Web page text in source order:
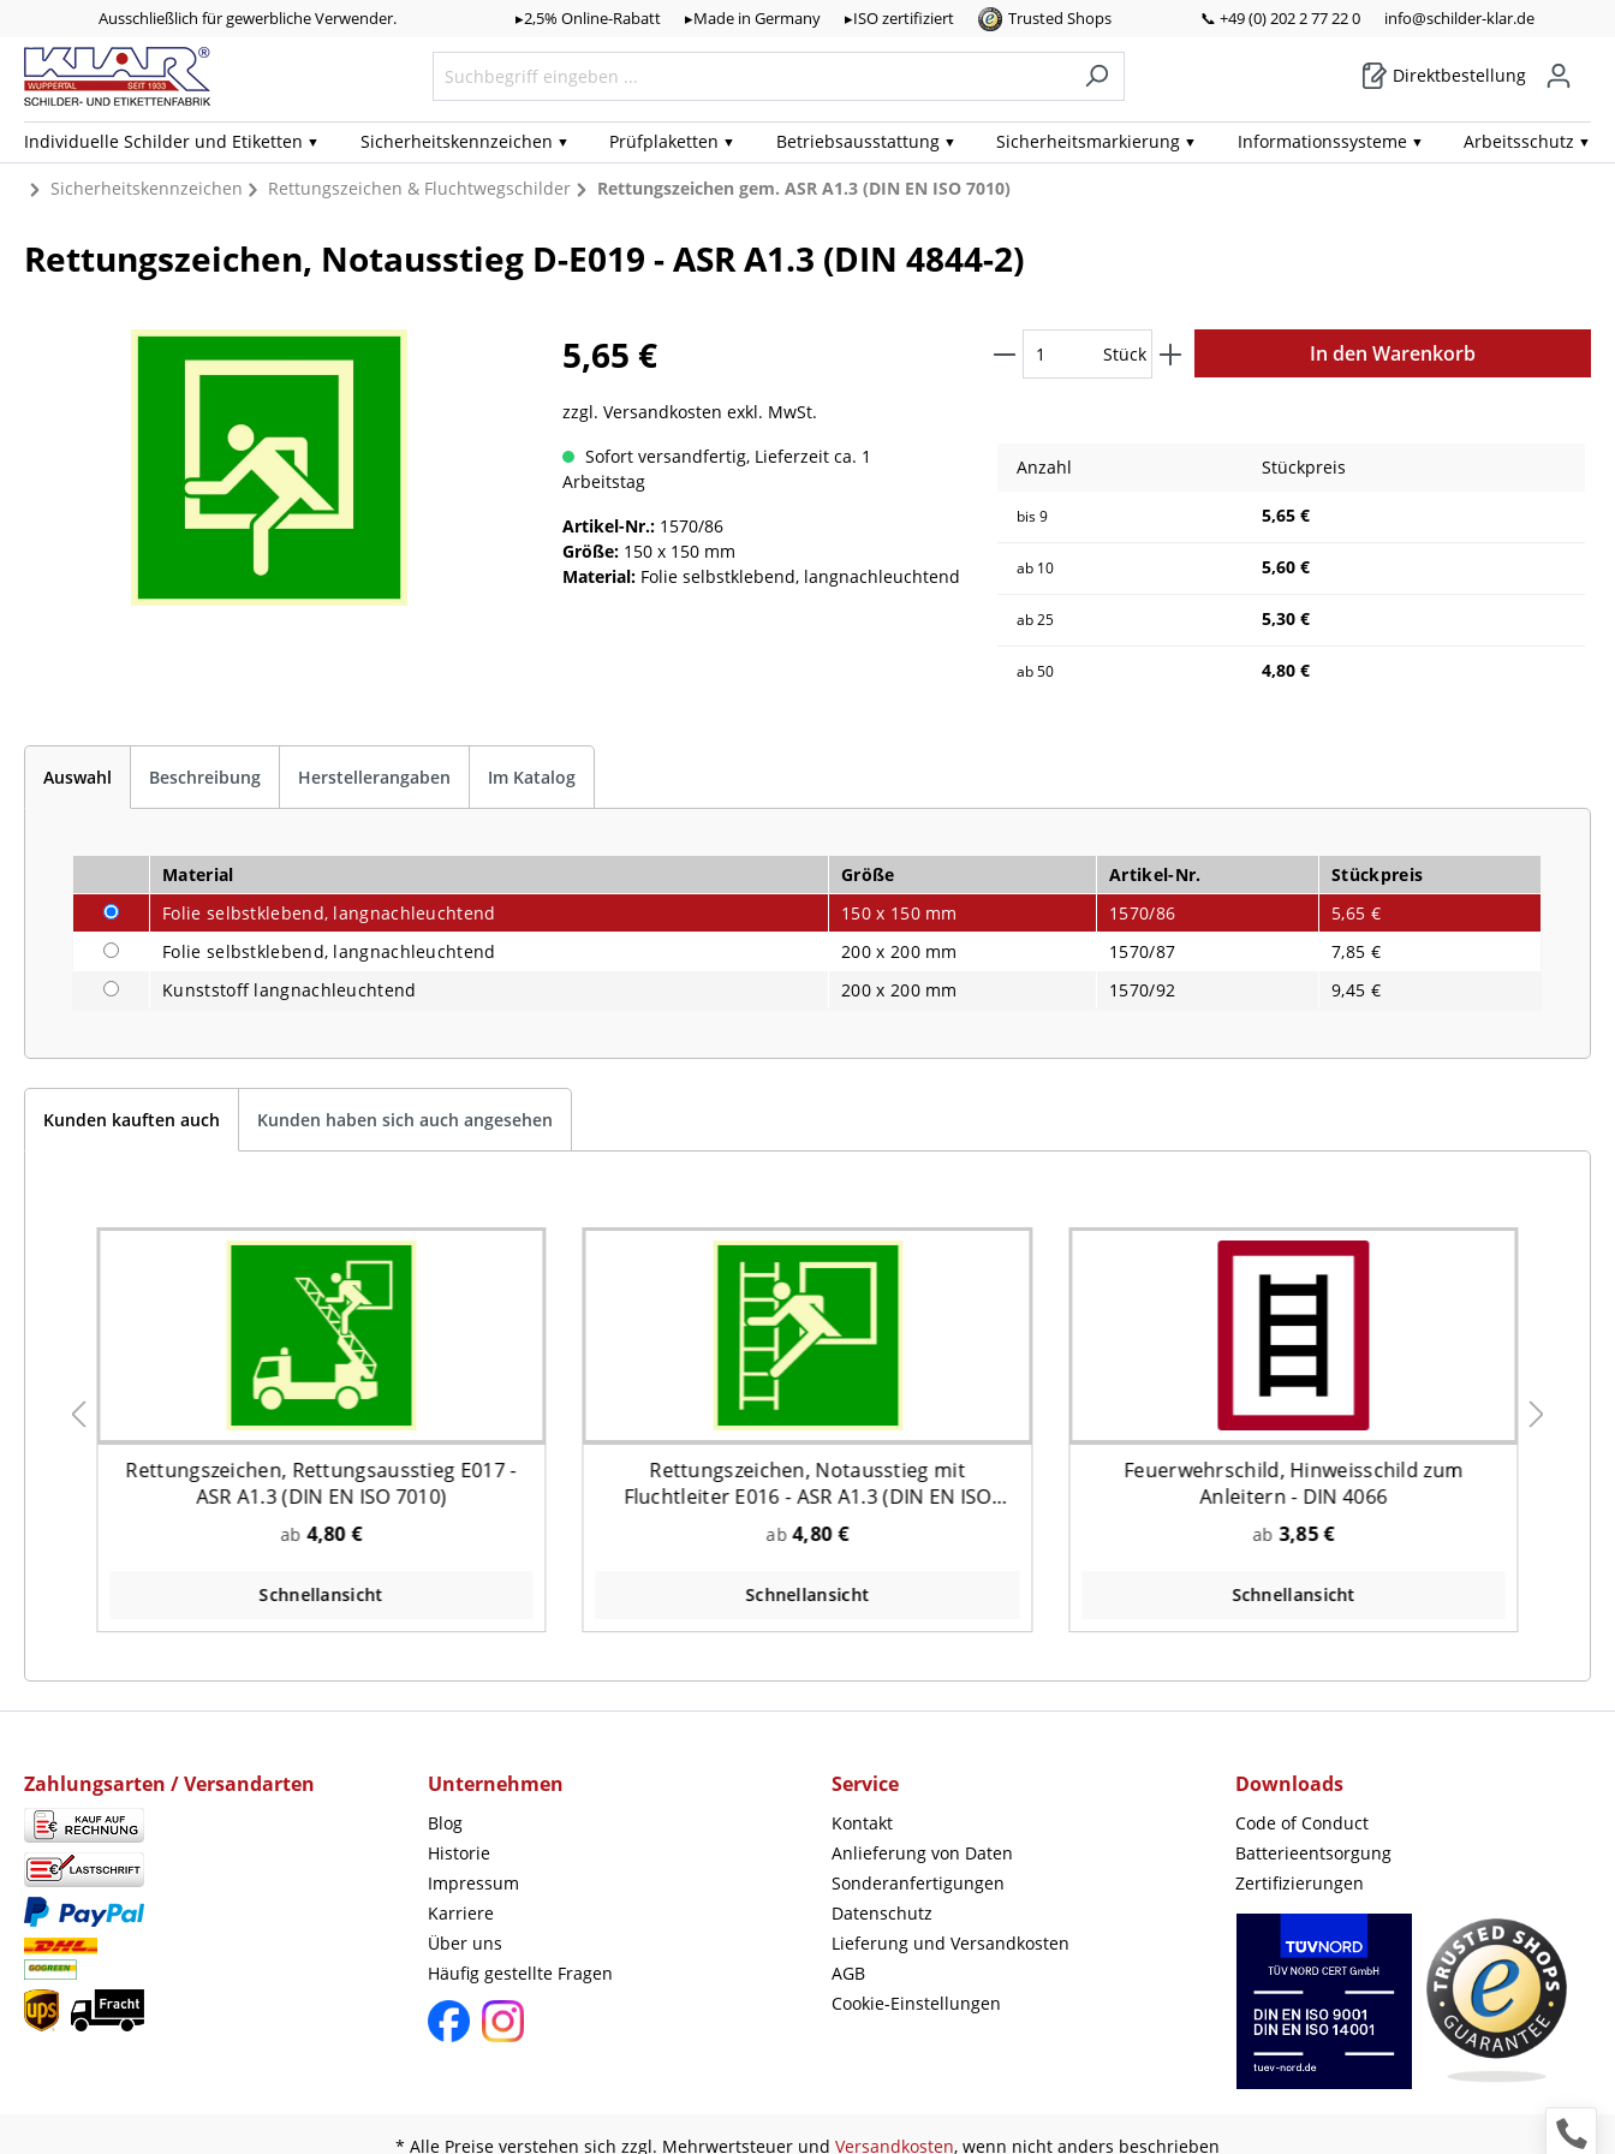
Ausschließlich für gewerbliche Verwender. ▸2,5% Online-Rabatt ▸Made in Germany ▸ISO zertifiziert Trusted Shops 📞 +49 (0) 202 2 77 22 0 info@schilder-klar.de
Direktbestellung
Individuelle Schilder und Etiketten Sicherheits­kennzeichen Prüf­plaketten Betriebs­ausstattung Sicherheits­markierung Informations­systeme Arbeits­schutz
Sicherheitskennzeichen Rettungszeichen & Fluchtwegschilder Rettungszeichen gem. ASR A1.3 (DIN EN ISO 7010)
Rettungszeichen, Notausstieg D-E019 - ASR A1.3 (DIN 4844-2)
5,65 €
zzgl. Versandkosten exkl. MwSt.
Stück In den Warenkorb
Sofort versandfertig, Lieferzeit ca. 1
Arbeitstag
Artikel-Nr.: 1570/86
Größe: 150 x 150 mm
Material: Folie selbstklebend, langnachleuchtend
Anzahl Stückpreis
bis9 5,65 €
ab 10 5,60 €
ab25 5,30 €
ab50 4,80 €
Auswahl Beschreibung Herstellerangaben Im Katalog
Material Größe Artikel-Nr.
Stückpreis
Folie selbstklebend, langnachleuchtend
150 x 150 mm 1570/86
5,65 €
Folie selbstklebend, langnachleuchtend
200 x 200 mm 1570/87
7,85 €
Kunststoff langnachleuchtend
200 x 200 mm 1570/92 9,45 €
Kunden kauften auch Kunden haben sich auch angesehen
Rettungszeichen, Rettungsausstieg E017 -
ASR A1.3 (DIN EN ISO 7010)
ab 4,80 €
Schnellansicht
Rettungszeichen, Notausstieg mit
Fluchtleiter E016 - ASR A1.3 (DIN EN ISO
7010)
ab4,80 €
Schnellansicht
Feuerwehrschild, Hinweisschild zum
Anleitern - DIN 4066
ab3,85 €
Schnellansicht
Zahlungsarten / Versandarten Unternehmen
Blog
Historie
Impressum
Karriere
Über uns
Häufig gestellte Fragen
Service
Kontakt
Anlieferung von Daten
Sonderanfertigungen
Datenschutz
Lieferung und Versandkosten
AGB
Cookie-Einstellungen
Downloads
Code of Conduct
Batterieentsorgung
Zertifizierungen
* Alle Preise verstehen sich zzgl. Mehrwertsteuer und Versandkosten, wenn nicht anders beschrieben